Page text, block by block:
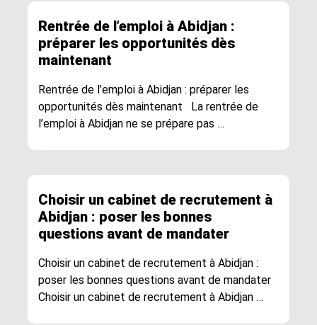
Rentrée de l’emploi à Abidjan :
préparer les opportunités dès
maintenant
Rentrée de l’emploi à Abidjan : préparer les
opportunités dès maintenant La rentrée de
l’emploi à Abidjan ne se prépare pas …
Choisir un cabinet de recrutement à
Abidjan : poser les bonnes
questions avant de mandater
Choisir un cabinet de recrutement à Abidjan :
poser les bonnes questions avant de mandater
Choisir un cabinet de recrutement à Abidjan …